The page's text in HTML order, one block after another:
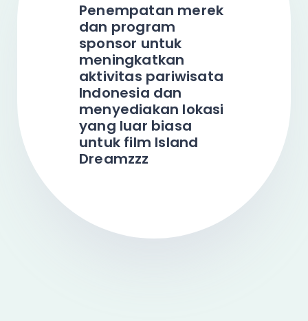
Penempatan merek
dan program
sponsor untuk
meningkatkan
aktivitas pariwisata
Indonesia dan
menyediakan lokasi
yang luar biasa
untuk film Island
Dreamzzz